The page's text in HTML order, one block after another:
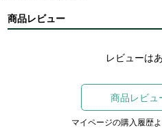
商品レビュー
レビューは
商品レビュ
マイページの購入履歴